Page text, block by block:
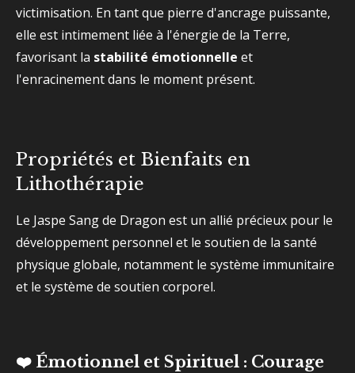
victimisation. En tant que pierre d'ancrage puissante,
elle est intimement liée à l'énergie de la Terre,
favorisant la stabilité émotionnelle et
l'enracinement dans le moment présent.
Propriétés et Bienfaits en
Lithothérapie
Le Jaspe Sang de Dragon est un allié précieux pour le
développement personnel et le soutien de la santé
physique globale, notamment le système immunitaire
et le système de soutien corporel.
❤️ Émotionnel et Spirituel : Courage